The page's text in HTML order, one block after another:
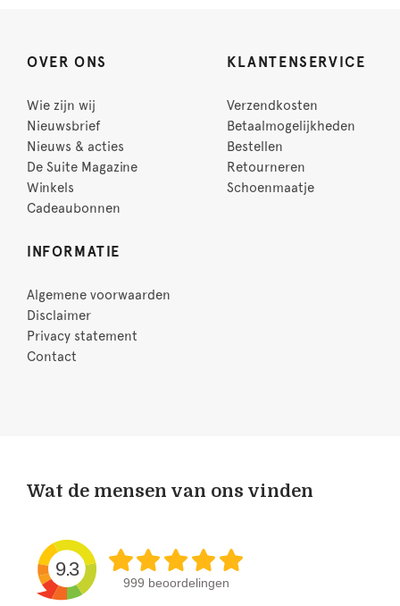
OVER ONS
Wie zijn wij
Nieuwsbrief
Nieuws & acties
De Suite Magazine
Winkels
Cadeaubonnen
KLANTENSERVICE
Verzendkosten
Betaalmogelijkheden
Bestellen
Retourneren
Schoenmaatje
INFORMATIE
Algemene voorwaarden
Disclaimer
Privacy statement
Contact
Wat de mensen van ons vinden
9.3
999 beoordelingen